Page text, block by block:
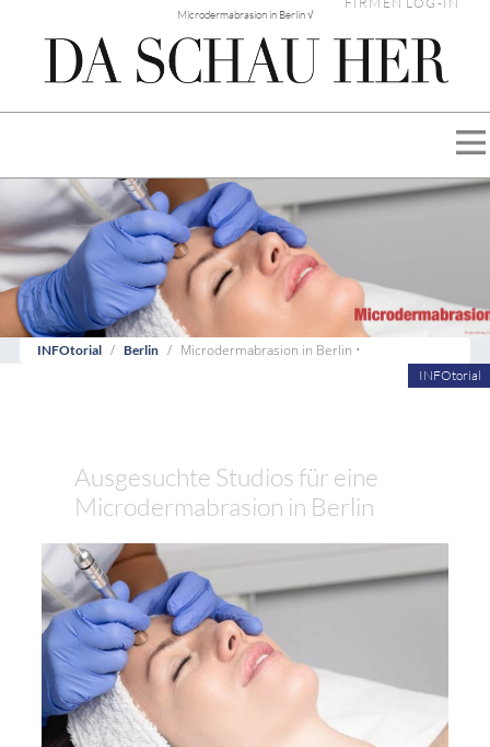
Microdermabrasion in Berlin √
INFOtorial Berlin
Microdermabrasion in Berlin •
INFOtorial
Ausgesuchte Studios für eine
Microdermabrasion in Berlin